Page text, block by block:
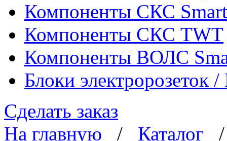
Компоненты СКС
Компоненты СКС TWT
Компоненты ВОЛС
Блоки электророзеток
Сделать заказ
На главную / Каталог